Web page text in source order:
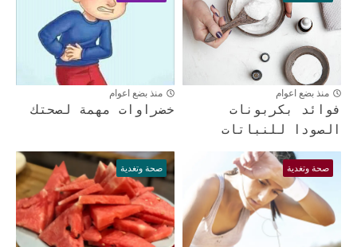
منذ بضع اعوام
فوائد بكربونات
الصودا للنباتات
منذ بضع اعوام
خضراوات مهمة لصحتك
صحة وتغدية صحة وتغدية